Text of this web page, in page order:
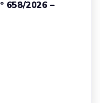
658/2026 –